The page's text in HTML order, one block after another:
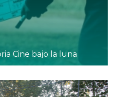
Cine bajo la luna